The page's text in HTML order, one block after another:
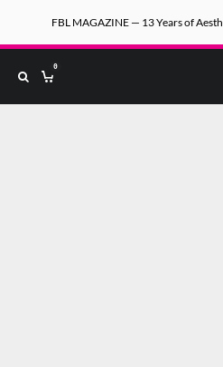
FBL MAGAZINE — 13 Years of
0